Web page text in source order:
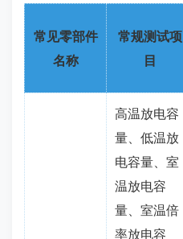
常见零部件
名称
常规测试项
目
高温放电容
量、低温放
电容量、室
温放电容
量、室温倍
率放电容